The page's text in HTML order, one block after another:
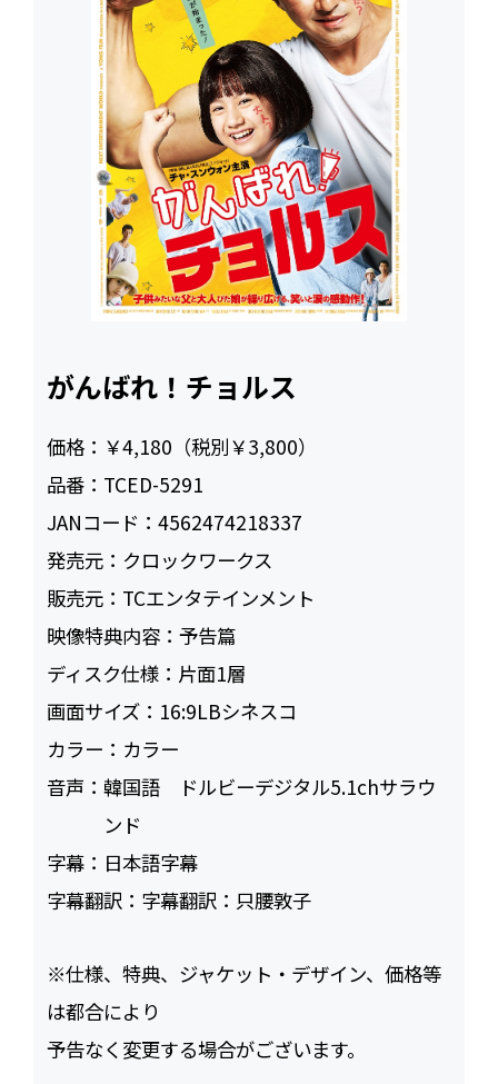
がんばれ！チョルス
価格： ￥4,180（税別￥3,800）
品番： TCED-5291
JANコード：4562474218337
発売元： クロックワークス
販売元： TCエンタテインメント
映像特典内容：予告篇
ディスク仕様： 片面1層
画面サイズ： 16:9LBシネスコ
カラー： カラー
音声：韓国語 ドルビーデジタル5.1chサラウ
ンド
字幕： 日本語字幕
字幕翻訳： 字幕翻訳：只腰敦子
※仕様、特典、ジャケット・デザイン、価格等
は都合により
予告なく変更する場合がございます。